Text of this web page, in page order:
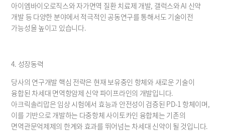
아이엠바이오로직스와 자가면역 질환 치료제 개발, 갤럭스와 AI 신약
개발 등 다양한 분야에서 적극적인 공동연구를 통해서도 기술이전
가능성을 높이고 있습니다.
4. 성장동력
당사의 연구개발 핵심 전략은 현재 보유중인 항체와 새로운 기술이
융합된 차세대 면역항암제 신약 파이프라인의 개발입니다.
아크릭솔리맙은 임상 시험에서 효능과 안전성이 검증된 PD-1 항체이며,
이를 기반으로 개발하는 다중항체 사이토카인 융합체는 기존의
면역관문억제제의 한계와 효과를 뛰어넘는 차세대 신약이 될 것입니다.